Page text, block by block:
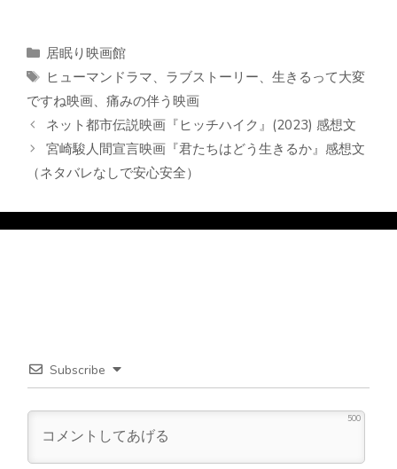
カ
テ
リ
ー
居眠り映画館
タ
グ
ヒューマンドラマ、 ラブストーリー、 生きるって大変
ですね映画、 痛みの伴う映画
ネット都市伝説映画『ヒッチハイク』(2023) 感想文
宮崎駿人間宣言映画『君たちはどう生きるか』感想文
（ネタバレなしで安心安全）
Subscribe
500